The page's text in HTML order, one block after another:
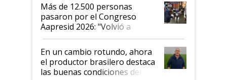
Más de 12.500 personas
pasaron por el Congreso
Aapresid 2026: "Volvió a
demostrar que hablar del
suelo es hablar de todo el
sistema productivo"
En un cambio rotundo, ahora
el productor brasilero destaca
las buenas condiciones del